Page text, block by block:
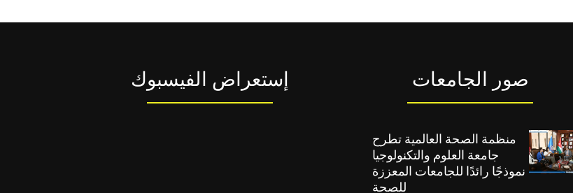
إستعراض الفيسبوك صور الجامعات
منظمة الصحة العالمية تطرح
جامعة العلوم والتكنولوجيا
نموذجًا رائدًا للجامعات المعززة
للصحة